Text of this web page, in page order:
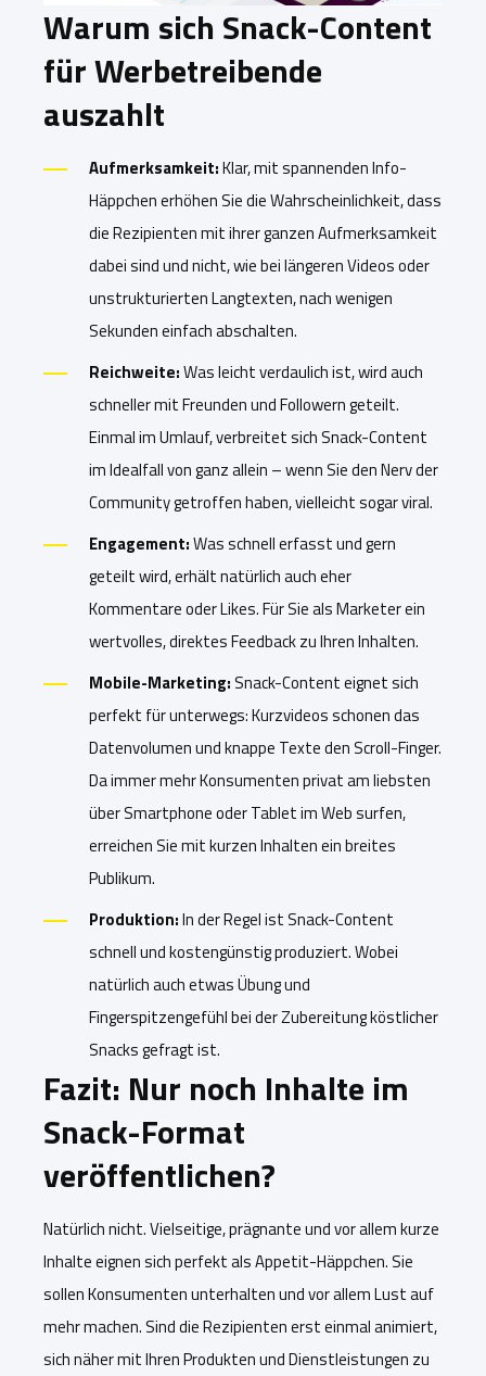
Warum sich Snack-Content
für Werbetreibende
auszahlt
Aufmerksamkeit:Klar, mit spannenden Info-
Häppchen erhöhen Sie die Wahrscheinlichkeit, dass
die Rezipienten mit ihrer ganzen Aufmerksamkeit
dabei sind und nicht, wie bei längeren Videos oder
unstrukturierten Langtexten, nach wenigen
Sekunden einfach abschalten.
Reichweite:Was leicht verdaulich ist, wird auch
schneller mit Freunden und Followern geteilt.
Einmal im Umlauf, verbreitet sich Snack-Content
im Idealfall von ganz allein – wenn Sie den Nerv der
Community getroffen haben, vielleicht sogar viral.
Engagement:Was schnell erfasst und gern
geteilt wird, erhält natürlich auch eher
Kommentare oder Likes. Für Sie als Marketer ein
wertvolles, direktes Feedback zu Ihren Inhalten.
Mobile-Marketing:Snack-Content eignet sich
perfekt für unterwegs: Kurzvideos schonen das
Datenvolumen und knappe Texte den Scroll-Finger.
Da immer mehr Konsumenten privat am liebsten
über Smartphone oder Tablet im Web surfen,
erreichen Sie mit kurzen Inhalten ein breites
Publikum.
Produktion:In der Regel ist Snack-Content
schnell und kostengünstig produziert. Wobei
natürlich auch etwas Übung und
Fingerspitzengefühl bei der Zubereitung köstlicher
Snacks gefragt ist.
Fazit: Nur noch Inhalte im
Snack-Format
veröffentlichen?
Natürlich nicht. Vielseitige, prägnante und vor allem kurze
Inhalte eignen sich perfekt als Appetit-Häppchen. Sie
sollen Konsumenten unterhalten und vor allem Lust auf
mehr machen. Sind die Rezipienten erst einmal animiert,
sich näher mit Ihren Produkten und Dienstleistungen zu